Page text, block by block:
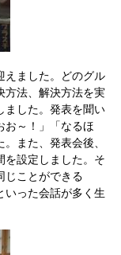
ました。どのグル
方法、解決方法を実
ました。発表を聞い
お～！」「なるほ
また、発表会後、
を設定しました。そ
じことができる
いった会話が多く生